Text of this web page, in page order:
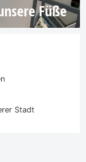
Füße
Stadt